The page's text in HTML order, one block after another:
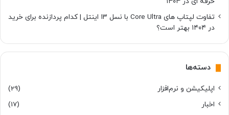
تفاوت لپتاپ های Core Ultra با نسل ۱۳ اینتل | کدام پردازنده برای خرید
در ۱۴۰۴ بهتر است؟
دسته‌ها
اپلیکیشن و نرم‌افزار
(29)
اخبار
(17)